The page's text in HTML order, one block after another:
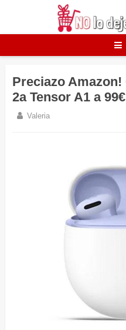
Preciazo
2a Tensor A1 a 99€
Valeria